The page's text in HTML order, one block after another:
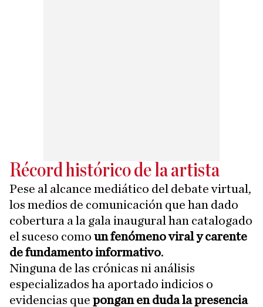
Récord histórico de la artista
Pese al alcance mediático del debate virtual,
los medios de comunicación que han dado
cobertura a la gala inaugural han catalogado
el suceso como un fenómeno viral y carente
de fundamento informativo.
Ninguna de las crónicas ni análisis
especializados ha aportado indicios o
evidencias que pongan en duda la presencia